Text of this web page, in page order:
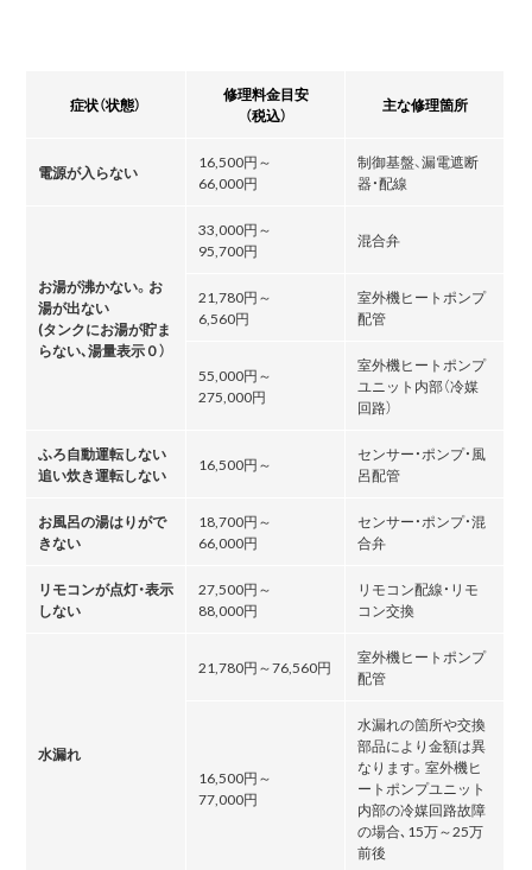
症状（状態）
修理料金目安
（税込）
主な修理箇所
電源が入らない
16,500円～
66,000円
制御基盤、漏電遮断
器・配線
お湯が沸かない。お
湯が出ない
(タンクにお湯が貯ま
らない､湯量表示０）
33,000円～
95,700円
混合弁
21,780円～
6,560円
室外機ヒートポンプ
配管
55,000円～
275,000円
室外機ヒートポンプ
ユニット内部（冷媒
回路）
ふろ自動運転しない
追い炊き運転しない
16,500円～
センサー・ポンプ・風
呂配管
お風呂の湯はりがで
きない
18,700円～
66,000円
センサー・ポンプ・混
合弁
リモコンが点灯・表示
しない
27,500円～
88,000円
リモコン配線・リモ
コン交換
水漏れ
21,780円～76,560円
室外機ヒートポンプ
配管
16,500円～
77,000円
水漏れの箇所や交換
部品により金額は異
なります。室外機ヒ
ートポンプユニット
内部の冷媒回路故障
の場合､15万～25万
前後